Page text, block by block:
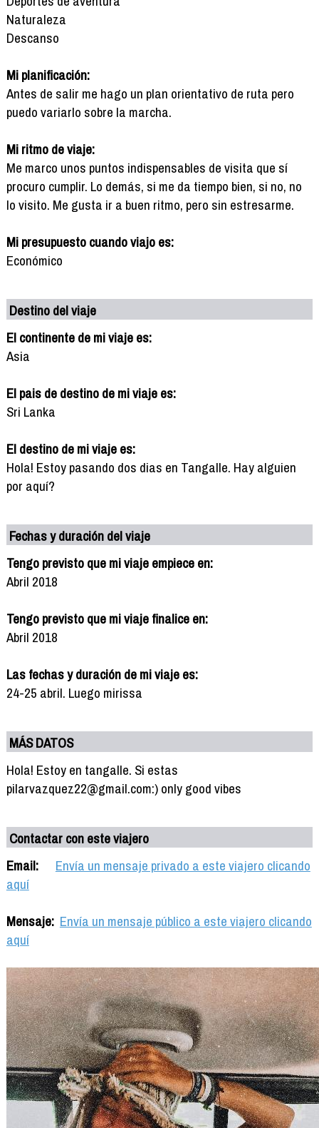
Naturaleza
Descanso
Mi planificación:
Antes de salir me hago un plan orientativo de ruta pero
puedo variarlo sobre la marcha.
Mi ritmo de viaje:
Me marco unos puntos indispensables de visita que sí
procuro cumplir. Lo demás, si me da tiempo bien, si no, no
lo visito. Me gusta ir a buen ritmo, pero sin estresarme.
Mi presupuesto cuando viajo es:
Económico
Destino del viaje
El continente de mi viaje es:
Asia
El pais de destino de mi viaje es:
Sri Lanka
El destino de mi viaje es:
Hola! Estoy pasando dos dias en Tangalle. Hay alguien
por aquí?
Fechas y duración del viaje
Tengo previsto que mi viaje empiece en:
Abril 2018
Tengo previsto que mi viaje finalice en:
Abril 2018
Las fechas y duración de mi viaje es:
24-25 abril. Luego mirissa
MÁS DATOS
Hola! Estoy en tangalle. Si estas
pilarvazquez22@gmail.com:) only good vibes
Contactar con este viajero
Email:
Envía un mensaje privado a este viajero clicando
aquí
Mensaje: Envía un mensaje público a este viajero clicando
aquí